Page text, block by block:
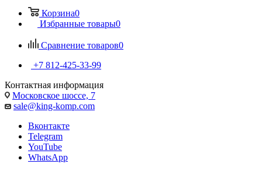
Корзина0
Избранные товары0
Сравнение товаров0
+7 812-425-33-99
Контактная информация
Московское шоссе, 7
sale@king-komp.com
Вконтакте
Telegram
YouTube
WhatsApp